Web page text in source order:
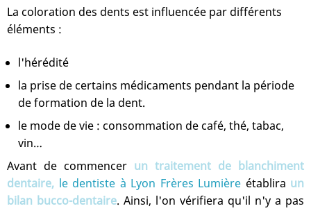
La coloration des dents est influencée par différents
éléments :
l'hérédité
la prise de certains médicaments pendant la période
de formation de la dent.
le mode de vie : consommation de café, thé, tabac,
vin…
Avant de commencer un traitement de blanchiment
dentaire, le dentiste à Lyon Frères Lumière établira un
bilan bucco-dentaire. Ainsi, l'on vérifiera qu'il n'y a pas